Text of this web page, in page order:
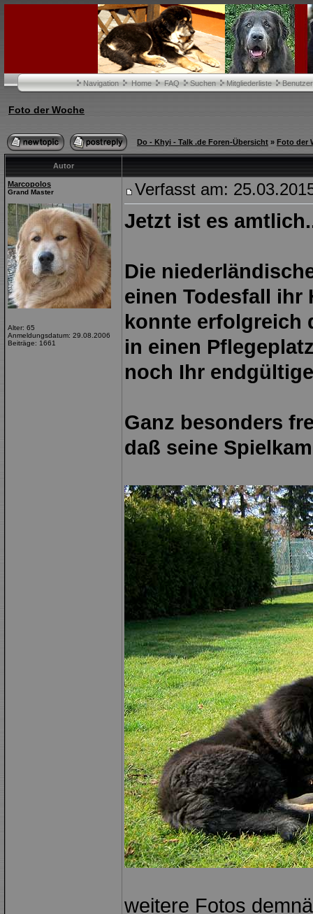
Navigation Home FAQ Suchen Mitgliederliste
Foto der Woche
Do - Khyi - Talk .de Foren-Übersicht » Foto der
Autor
Marcopolos
Grand Master
Alter: 65
Anmeldungsdatum: 29.08.2006
Beiträge: 1661
Verfasst am:
Jetzt ist es
Die
einen Todesfall ihr
konnte erfolgreich
in einen
noch Ihr
Ganz besonders
daß seine
weitere Fotos